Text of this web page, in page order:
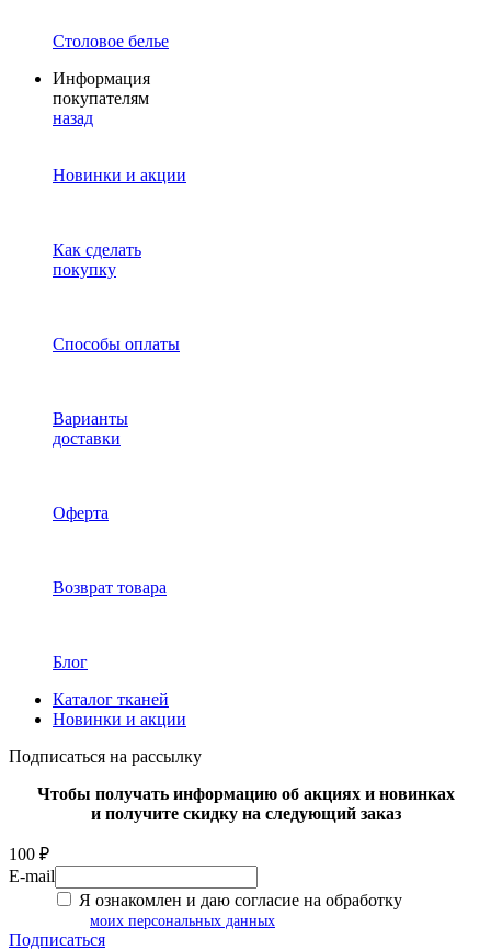
Столовое белье
Информация
покупателям
назад
Новинки и акции
Как сделать
покупку
Способы оплаты
Варианты
доставки
Оферта
Возврат товара
Блог
Каталог тканей
Новинки и акции
Подписаться на рассылку
Чтобы получать информацию об акциях и новинках
и получите скидку на следующий заказ
100 ₽
E-mail
Я ознакомлен и даю согласие на обработку
моих персональных данных
Подписаться